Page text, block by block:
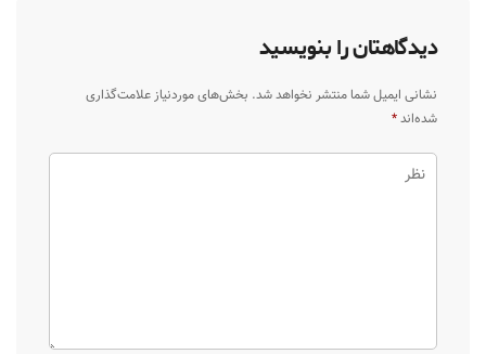
دیدگاهتان را بنویسید
نشانی ایمیل شما منتشر نخواهد شد. بخش‌های موردنیاز علامت‌گذاری
شده‌اند*